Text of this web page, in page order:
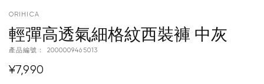
ORIHICA
輕彈高透氣細格紋西裝褲 中灰
產品編號： 2000009465013
¥7,990